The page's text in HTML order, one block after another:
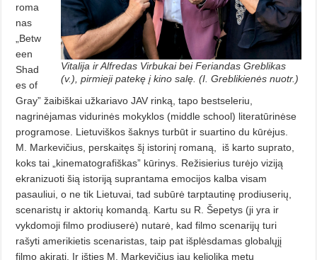
Vitalija ir Alfredas Virbukai bei Feriandas Greblikas
(v.), pirmieji patekę į kino salę. (I. Greblikienės nuotr.)
roma
nas
„Betw
een
Shad
es of
Gray” žaibiškai užkariavo JAV rinką, tapo bestseleriu,
nagrinėjamas vidurinės mokyklos (middle school) literatūrinėse
programose. Lietuviškos šaknys turbūt ir suartino du kūrėjus.
M. Markevičius, perskaitęs šį istorinį romaną,
iš karto suprato,
koks tai „kinematografiškas” kūrinys. Režisierius turėjo viziją
ekranizuoti šią istoriją suprantama emocijos kalba visam
pasauliui, o ne tik Lietuvai, tad subūrė tarptautinę prodiuserių,
scenaristų ir aktorių komandą. Kartu su R. Šepetys (ji yra ir
vykdomoji filmo prodiuserė) nutarė, kad filmo scenarijų turi
rašyti amerikietis scenaristas, taip pat išplėsdamas globalųjį
filmo akiratį. Ir išties M. Markevičius jau keliolika metų